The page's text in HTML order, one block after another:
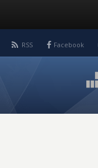
RSS Facebook